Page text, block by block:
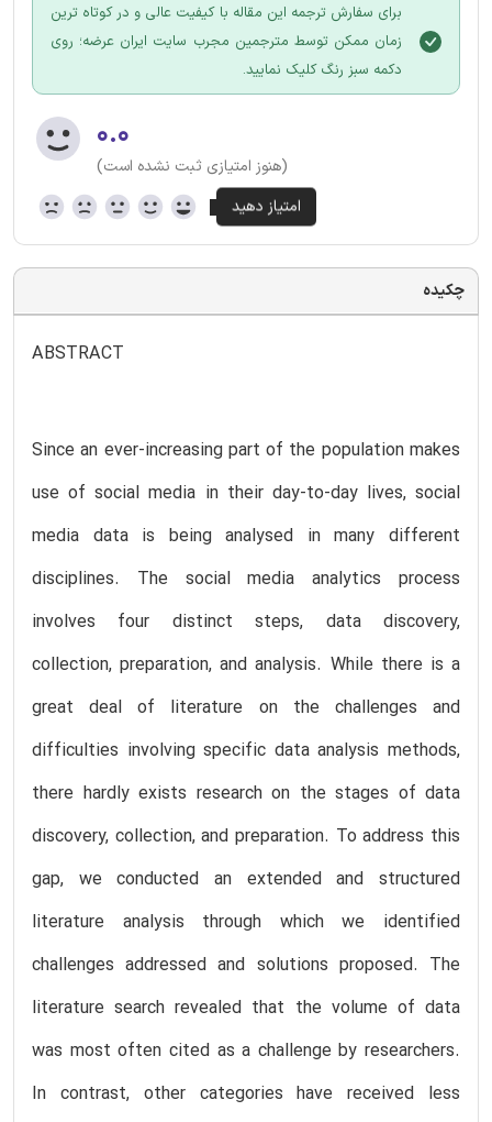
برای سفارش ترجمه این مقاله با کیفیت عالی و در کوتاه ترین
زمان ممکن توسط مترجمین مجرب سایت ایران عرضه؛ روی
دکمه سبز رنگ کلیک نمایید.
۰.۰
(هنوز امتیازی ثبت نشده است)
چکیده
ABSTRACT
Since an ever-increasing part of the population makes
use of social media in their day-to-day lives, social
media data is being analysed in many different
disciplines. The social media analytics process
involves four distinct steps, data discovery,
collection, preparation, and analysis. While there is a
great deal of literature on the challenges and
difficulties involving specific data analysis methods,
there hardly exists research on the stages of data
discovery, collection, and preparation. To address this
gap, we conducted an extended and structured
literature analysis through which we identified
challenges addressed and solutions proposed. The
literature search revealed that the volume of data
was most often cited as a challenge by researchers.
In contrast, other categories have received less